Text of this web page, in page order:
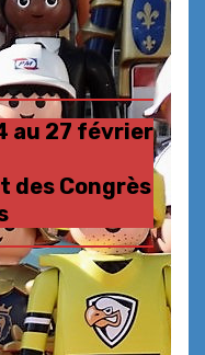
au 27 février
des Congrès